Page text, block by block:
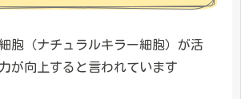
胞（ナチュラルキラー細胞）が活
が向上すると言われています